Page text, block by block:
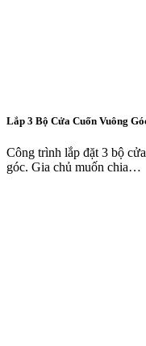
Lắp 3 Bộ Cửa Cuốn Vuông
Công trình lắp đặt 3 bộ
góc. Gia chủ muốn chia…